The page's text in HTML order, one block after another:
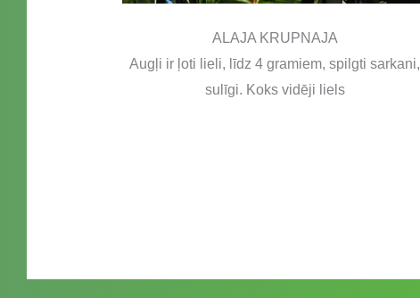
ALAJA KRUPNAJA
Augļi ir ļoti lieli, līdz 4 gramiem, spilgti sarkani,
sulīgi. Koks vidēji liels